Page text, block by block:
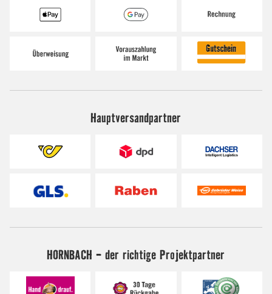
Hauptversandpartner
HORNBACH - der richtige Projektpartner